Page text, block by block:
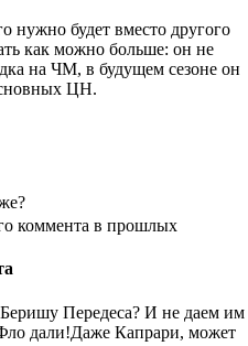
нужно будет вместо другого
как можно больше: он не
на ЧМ, в будущем сезоне он
ЦН.
коммента в прошлых
Передеса? И не даем им
дали!Даже Капрари, может